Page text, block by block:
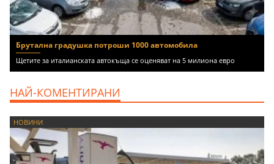
Брутална градушка потроши 1000 автомобила
Щетите за италианската автокъща се оценяват на 5 милиона евро
НАЙ-КОМЕНТИРАНИ
НОВИНИ